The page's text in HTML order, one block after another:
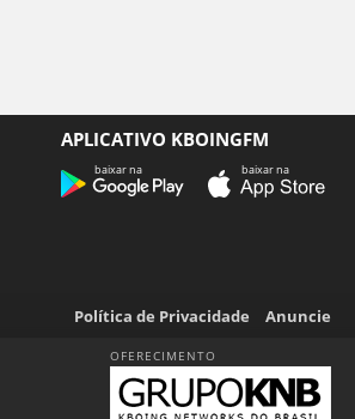
APLICATIVO KBOINGFM
baixar na baixar na
Política de Privacidade Anuncie